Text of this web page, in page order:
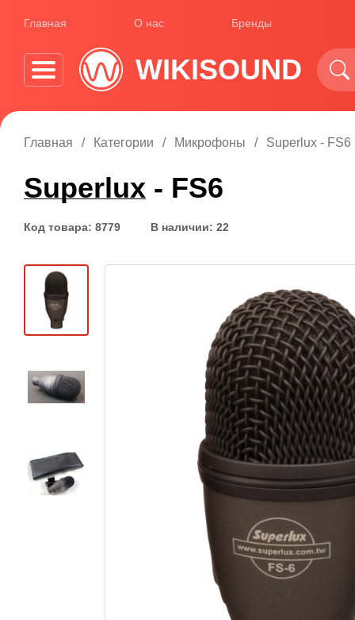
Главная О нас Бренды
WIKISOUND
Главная Категории Микрофоны Superlux - FS6
Superlux - FS6
Код товара: 8779 В наличии: 22